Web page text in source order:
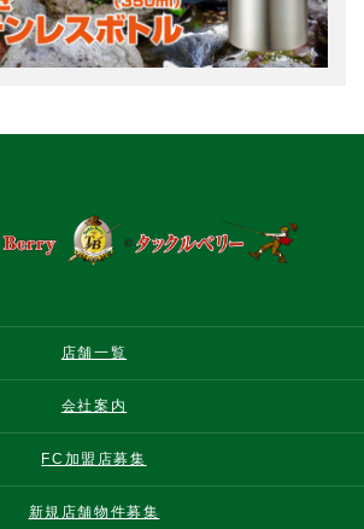
店舗一覧
会社案内
FC加盟店募集
新規店舗物件募集